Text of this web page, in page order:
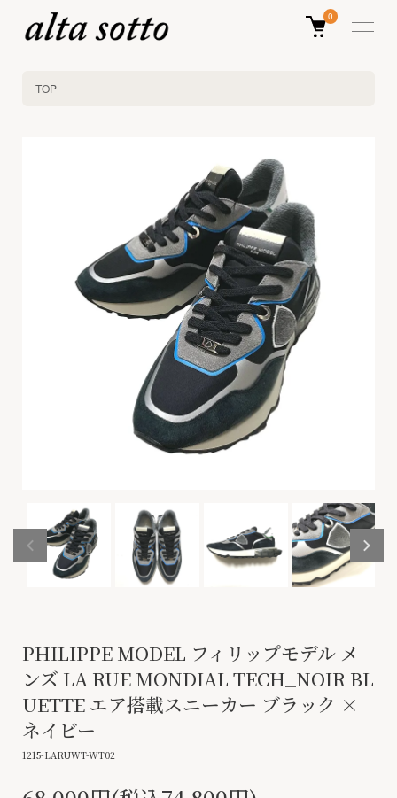
0
TOP
PHILIPPE MODEL フィリップモデル メ
ンズ LA RUE MONDIAL TECH_NOIR BL
UETTE エア搭載スニーカー ブラック ×
ネイビー
1215-LARUWT-WT02